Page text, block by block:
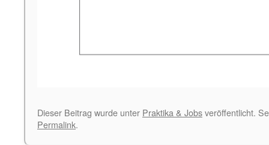
Dieser Beitrag wurde unter Praktika & Jobsveröffentlicht.
Permalink.